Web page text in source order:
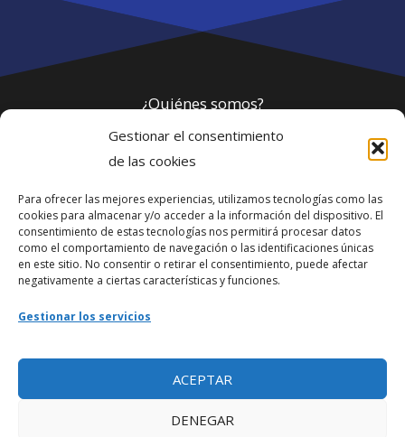
Gestionar el consentimiento
de las cookies
Para ofrecer las mejores experiencias, utilizamos tecnologías como las
cookies para almacenar y/o acceder a la información del dispositivo. El
consentimiento de estas tecnologías nos permitirá procesar datos
como el comportamiento de navegación o las identificaciones únicas
en este sitio. No consentir o retirar el consentimiento, puede afectar
negativamente a ciertas características y funciones.
Gestionar los servicios
ACEPTAR
DENEGAR
¿Quiénes somos?
Política de privacidad
Webmaster
soporte@fotosdlahabana.com
Nuestro e-mail:
Ir al grupo de Facebook